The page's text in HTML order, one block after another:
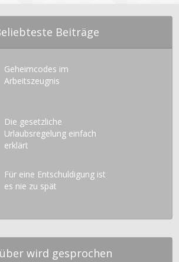
Beiträge
Geheimcodes im
Arbeitszeugnis
Die gesetzliche
Urlaubsregelung einfach
erklärt
Für eine Entschuldigung ist
es nie zu spät
wird gesprochen